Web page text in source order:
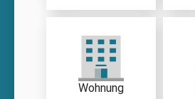
Wohnung